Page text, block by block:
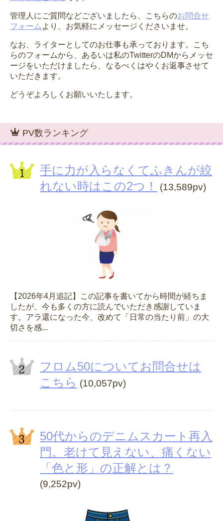
管理人にご質問などございましたら、こちらのお問合せ
フォーム より、お気軽にメッセージくださいませ。
なお、ライターとしてのお仕事も承っております。こち
らのフォームから、あるいは私のTwitterのDMからメッセ
ージをいただけましたら、なるべくはやくお返事させて
いただきます。
どうぞよろしくお願いいたします。
PV数ランキング
手に力が入らなくてふきんが絞
れない時はこの2つ！
(13,589pv)
【2026年4月追記】この記事を書いてから時間が経ちま
したが、今も多くの方に読んでいただき感謝していま
す。アラ還になった今、改めて「日常の当たり前」の大
切さを感...
フロム50についてお問合せは
こちら (10,057pv)
50代からのデニムスカート再入
門。老けて見えない、痛くない
「色と形」の正解とは？
(9,252pv)